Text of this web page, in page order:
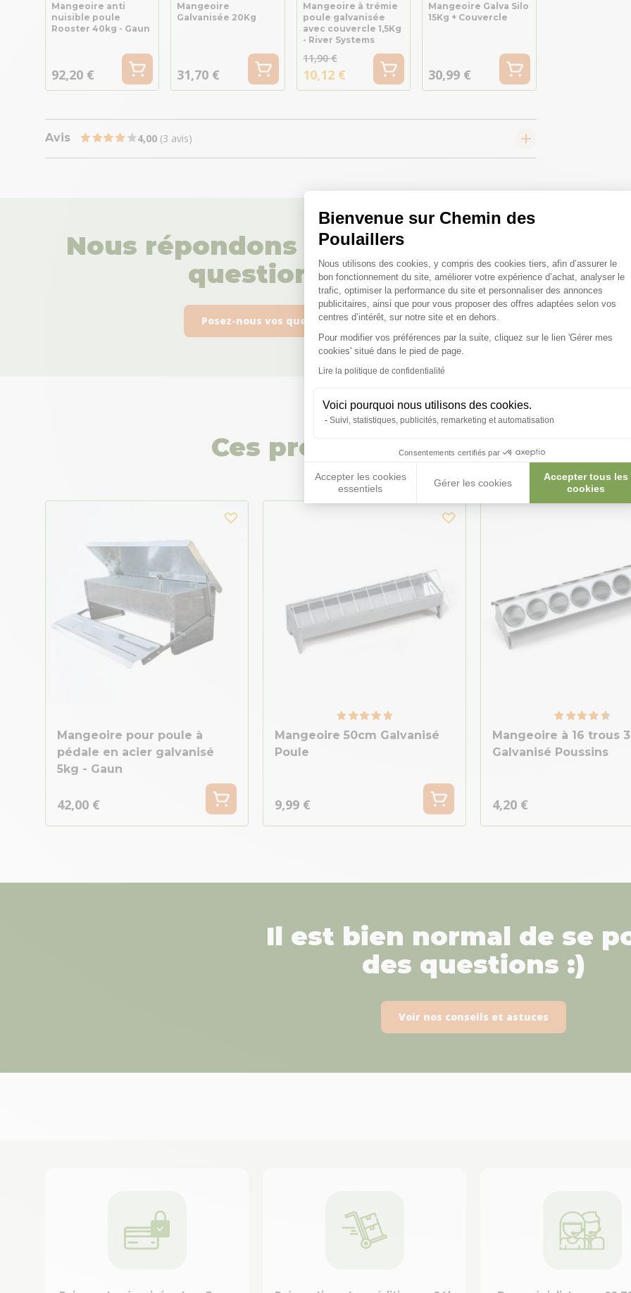
Bienvenue sur Chemin des
Poulaillers
Plateforme de Gestion du
Nous utilisons des cookies, y compris des cookies tiers, afin d’assurer le
bon fonctionnement du site, améliorer votre expérience d’achat, analyser le
trafic, optimiser la performance du site et personnaliser des annonces
publicitaires, ainsi que pour vous proposer des offres adaptées selon vos
centres d’intérêt, sur notre site et en dehors.
Pour modifier vos préférences par la suite, cliquez sur le lien 'Gérer mes
cookies' situé dans le pied de page.
Lire la politique de confidentialité
Voici pourquoi nous utilisons des cookies.
Suivi, statistiques, publicités, remarketing et automatisation
Consentements certifiés par
Accepter les cookies
essentiels
Gérer les cookies
Accepter tous les
cookies
Axeptio consent
Mangeoire anti
nuisible poule
Rooster 40kg - Gaun
92,20 €
Mangeoire
Galvanisée 20Kg
31,70 €
Mangeoire à trémie
poule galvanisée
avec couvercle 1,5Kg
- River Systems
11,90 €
10,12 €
Mangeoire Galva Silo
15Kg + Couvercle
30,99 €
Avis 4,00 (3 avis)
Nous répondons à toutes vos
questions ;)
Posez-nous vos questions
Ces produits peuvent vous
Mangeoire pour poule à
pédale en acier galvanisé
5kg - Gaun
42,00 €
Mangeoire 50cm Galvanisé
Poule
9,99 €
Mangeoire à 16 trous
Galvanisé Poussins
4,20 €
Il est bien normal de se
des questions :)
Voir nos conseils et astuces